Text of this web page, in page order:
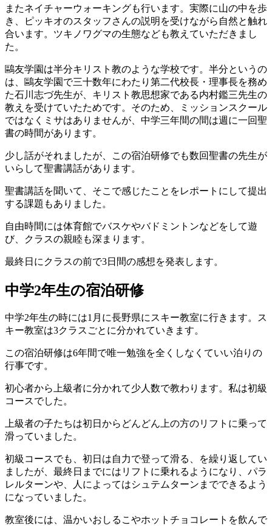
またネイチャーウォーキングも行います。実際に山の中を歩
き、ピッキオのスタッフさんの説明を受けながら自然と触れ
合います。ツキノワグマの生態なども教えていただきまし
た。
鷗友学園は半分キリスト教のような学校です。半分というの
は、鷗友学園で三十数年にわたり第二代校長・理事長を務め
た石川志づ先生が、キリスト教思想家である内村鑑三先生の
教えを受けていたためです。そのため、ミッションスクール
ではなくミサはありませんが、中学三年間の間は週に一回聖
書の時間があります。
少し話がそれましたが、この宿泊研修でも数回聖書の先生が
いらして聖書講話があります。
聖書講話を聞いて、そこで感じたことをレポートにして提出
する課題もありました。
自由時間には体育館でバスケやバドミントンなどをして遊
び、クラスの親睦も深まります。
最終日にクラスの前で3日間の感想を発表します。
中学2年生の宿泊研修
中学2年生の時には1月に長野県にスキー教室に行きます。ス
キー教室は3クラスごとに分かれていきます。
この宿泊研修は6年間で唯一勉強を全くしなくていい泊りの
行事です。
初心者から上級者に分かれて少人数で教わります。私は初級
コースでした。
上級者の子たちは初日からどんどん上の方のリフトに乗って
滑っていました。
初級コースでも、初日は自力で登って滑る、を繰り返してい
ましたが、最終日までにはリフトに乗れるようになり、パラ
レルターンや、人によってはシュテムターンまでできるよう
になっていました。
教室後には、温かいおしるこやホットチョコレートを飲んで